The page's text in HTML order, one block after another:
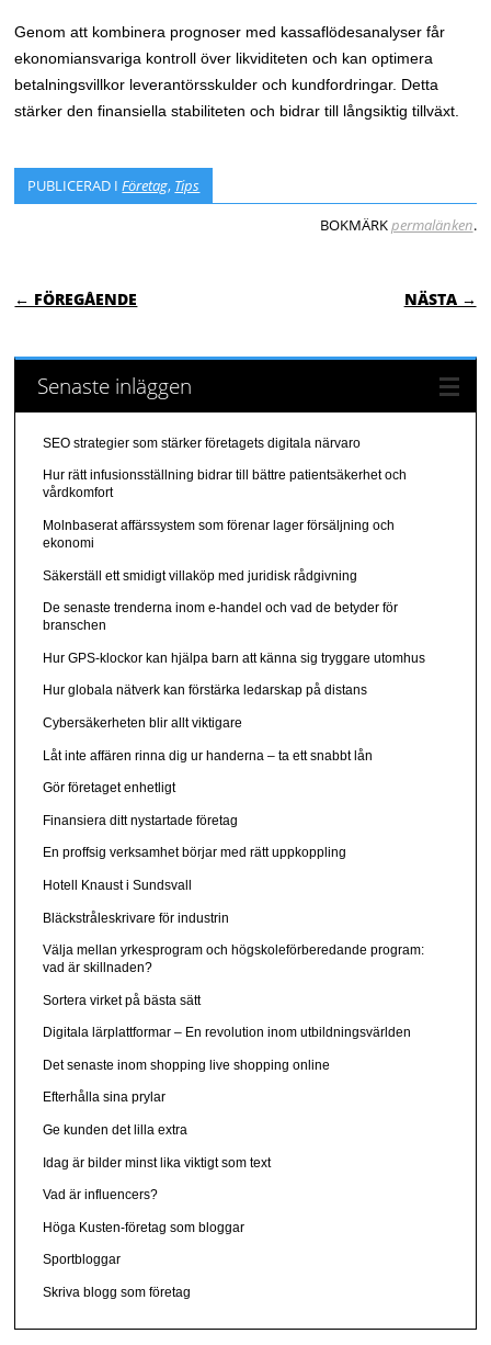
Genom att kombinera prognoser med kassaflödesanalyser får
ekonomiansvariga kontroll över likviditeten och kan optimera
betalningsvillkor leverantörsskulder och kundfordringar. Detta
stärker den finansiella stabiliteten och bidrar till långsiktig tillväxt.
PUBLICERAD IFöretag, Tips
BOKMÄRKpermalänken.
INLÄGGSNAVIGERING
← FÖREGÅENDE NÄSTA →
Senaste inläggen
SEO strategier som stärker företagets digitala närvaro
Hur rätt infusionsställning bidrar till bättre patientsäkerhet och
vårdkomfort
Molnbaserat affärssystem som förenar lager försäljning och
ekonomi
Säkerställ ett smidigt villaköp med juridisk rådgivning
De senaste trenderna inom e-handel och vad de betyder för
branschen
Hur GPS-klockor kan hjälpa barn att känna sig tryggare utomhus
Hur globala nätverk kan förstärka ledarskap på distans
Cybersäkerheten blir allt viktigare
Låt inte affären rinna dig ur handerna – ta ett snabbt lån
Gör företaget enhetligt
Finansiera ditt nystartade företag
En proffsig verksamhet börjar med rätt uppkoppling
Hotell Knaust i Sundsvall
Bläckstråleskrivare för industrin
Välja mellan yrkesprogram och högskoleförberedande program:
vad är skillnaden?
Sortera virket på bästa sätt
Digitala lärplattformar – En revolution inom utbildningsvärlden
Det senaste inom shopping live shopping online
Efterhålla sina prylar
Ge kunden det lilla extra
Idag är bilder minst lika viktigt som text
Vad är influencers?
Höga Kusten-företag som bloggar
Sportbloggar
Skriva blogg som företag